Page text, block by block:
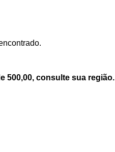
500,00, consulte sua região.